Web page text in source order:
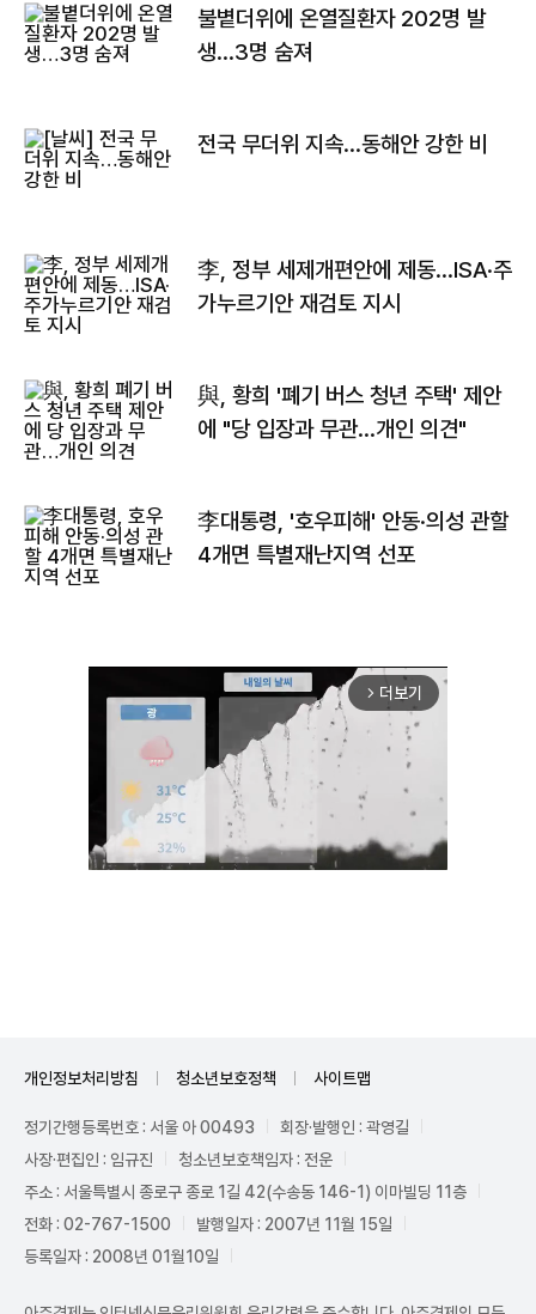
불볕더위에 온열질환자 202명 발
생…3명 숨져
전국 무더위 지속…동해안 강한 비
李, 정부 세제개편안에 제동…ISA·주
가누르기안 재검토 지시
與, 황희 '폐기 버스 청년 주택' 제안
에 "당 입장과 무관…개인 의견"
李대통령, '호우피해' 안동·의성 관할
4개면 특별재난지역 선포
arrow_forward_ios 더보기
개인정보처리방침 청소년보호정책 사이트맵
정기간행등록번호 : 서울 아 00493
회장·발행인 : 곽영길
사장·편집인 : 임규진
청소년보호책임자 : 전운
주소 : 서울특별시 종로구 종로 1길 42(수송동 146-1) 이마빌딩 11층
전화 : 02-767-1500
발행일자 : 2007년 11월 15일
등록일자 : 2008년 01월10일